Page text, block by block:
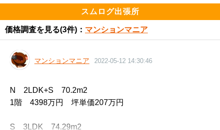
スムログ出張所
価格調査を見る(3件)： マンションマニア
マンションマニア 2022-05-12 14:30:46
N　2LDK+S　70.2m2
1階　4398万円　坪単価207万円
S　3LDK　74.29m2